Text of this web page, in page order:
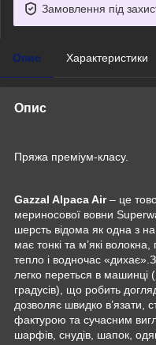
Замовлення під
Опис Характеристики
Опис
Пряжа преміум-класу.
Gazzal Alpaca Air– це
мериносової вовни
шерсть відома як одна з
має тонкі та м’які
тепло і водночас
легко переться в машинці
градусів), що робить
дозволяє швидко в’язати,
фактурою та сучасним
шарфів, снудів, шапок,